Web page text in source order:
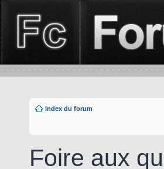
Index du forum
Foire aux